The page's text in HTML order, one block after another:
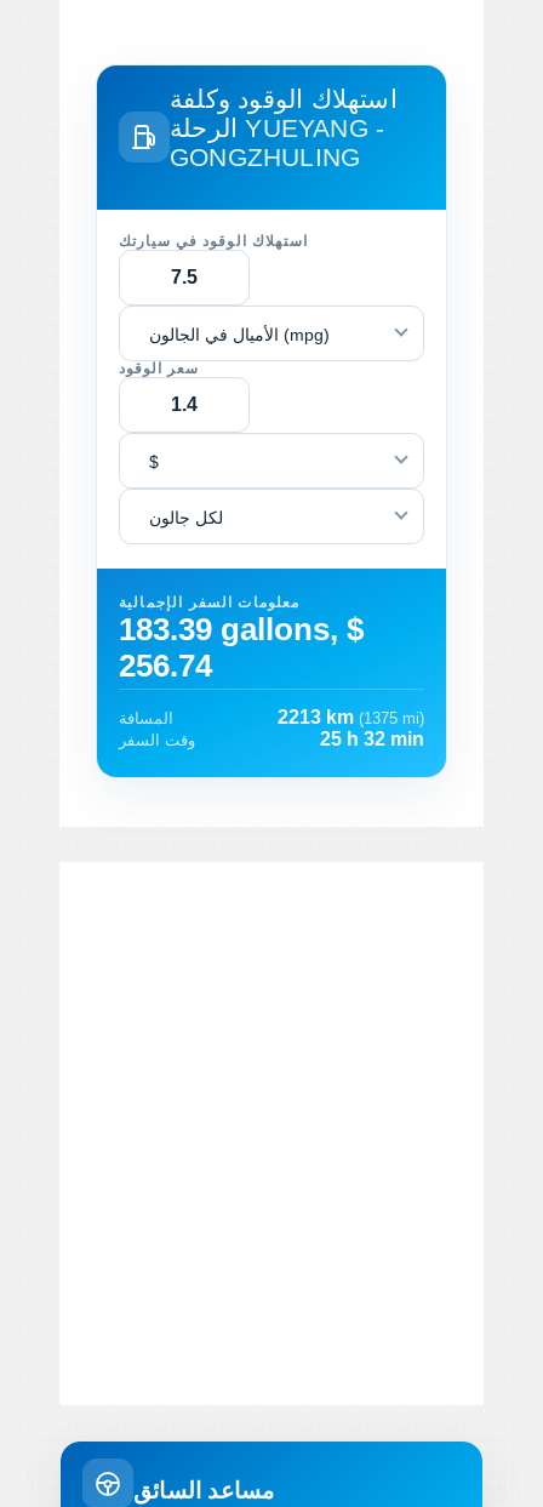
استهلاك الوقود وكلفة
الرحلةYUEYANG -
GONGZHULING
استهلاك الوقود في سيارتك
الأميال في الجالون (mpg)
سعر الوقود
$
لكل جالون
معلومات السفر الإجمالية
183.39 gallons, $
256.74
المسافة 2213 km (1375 mi)
وقت السفر
25 h 32 min
مساعد السائق